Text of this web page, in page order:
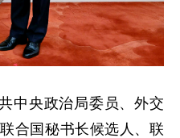
中央政治局委员、外交
合国秘书长候选人、联